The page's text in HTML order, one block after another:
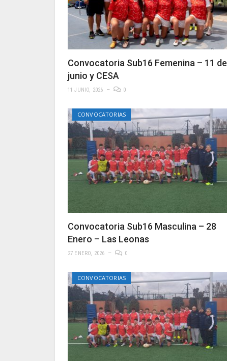
Convocatoria Sub16 Femenina – 11 de
junio y CESA
11 JUNIO, 2026 0
CONVOCATORIAS
Convocatoria Sub16 Masculina – 28
Enero – Las Leonas
27 ENERO, 2026 0
CONVOCATORIAS